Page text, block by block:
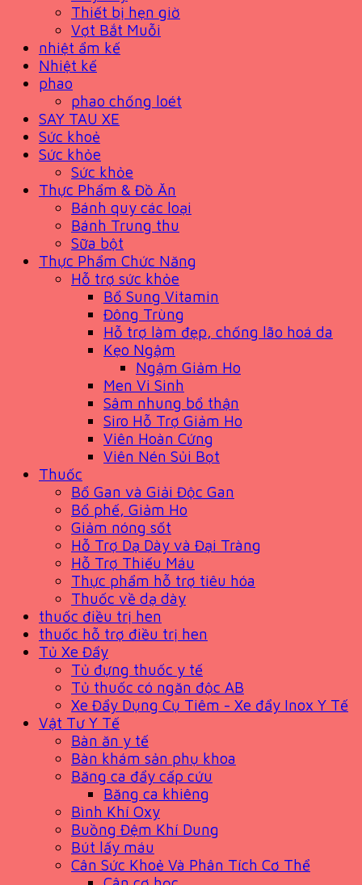
Thiết bị hẹn giờ
Vợt Bắt Muỗi
nhiệt ẩm kế
Nhiệt kế
phao
phao chống loét
SAY TAU XE
Sức khoẻ
Sức khỏe
Sức khỏe
Thực Phẩm & Đồ Ăn
Bánh quy các loại
Bánh Trung thu
Sữa bột
Thực Phẩm Chức Năng
Hỗ trợ sức khỏe
Bổ Sung Vitamin
Đông Trùng
Hỗ trợ làm đẹp, chống lão hoá da
Kẹo Ngậm
Ngậm Giảm Ho
Men Vi Sinh
Sâm nhung bổ thận
Siro Hỗ Trợ Giảm Ho
Viên Hoàn Cứng
Viên Nén Sủi Bọt
Thuốc
Bổ Gan và Giải Độc Gan
Bổ phế, Giảm Ho
Giảm nóng sốt
Hỗ Trợ Dạ Dày và Đại Tràng
Hỗ Trợ Thiếu Máu
Thực phẩm hỗ trợ tiêu hóa
Thuốc về dạ dày
thuốc điều trị hen
thuốc hỗ trợ điều trị hen
Tủ Xe Đẩy
Tủ đựng thuốc y tế
Tủ thuốc có ngăn độc AB
Xe Đẩy Dụng Cụ Tiêm - Xe đẩy Inox Y Tế
Vật Tư Y Tế
Bàn ăn y tế
Bàn khám sản phụ khoa
Băng ca đẩy cấp cứu
Băng ca khiêng
Bình Khí Oxy
Buồng Đệm Khí Dung
Bút lấy máu
Cân Sức Khoẻ Và Phân Tích Cơ Thể